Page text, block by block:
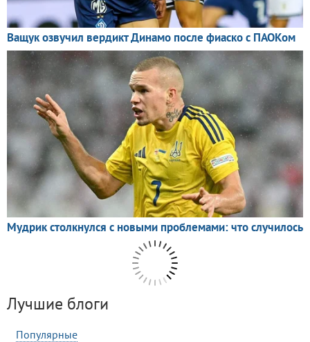
Лучшие блоги
Популярные